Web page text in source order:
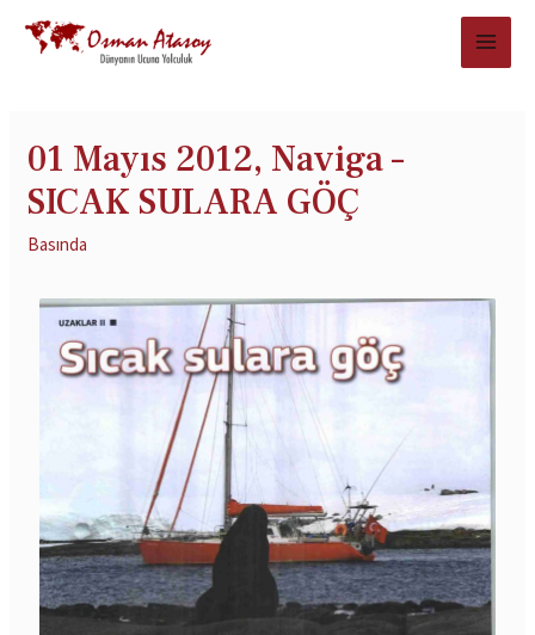
01 Mayıs 2012, Naviga –
SICAK SULARA GÖÇ
Basında